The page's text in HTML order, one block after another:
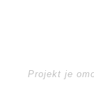
Projekt je